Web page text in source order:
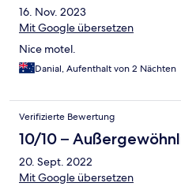
16. Nov. 2023
Mit Google übersetzen
Nice motel.
Danial, Aufenthalt von 2 Nächten
Verifizierte Bewertung
10/10 –
20. Sept. 2022
Mit Google übersetzen